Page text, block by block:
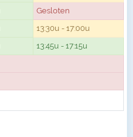
Gesloten
13:30u - 17:00u
13:45u - 17:15u